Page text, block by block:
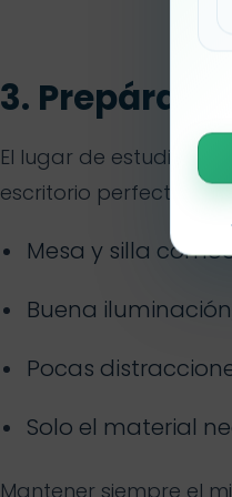
3. Prepárate
El lugar de estudio
escritorio perfecto,
Mesa y silla
Buena
Pocas
Solo el material
Mantener siempre el